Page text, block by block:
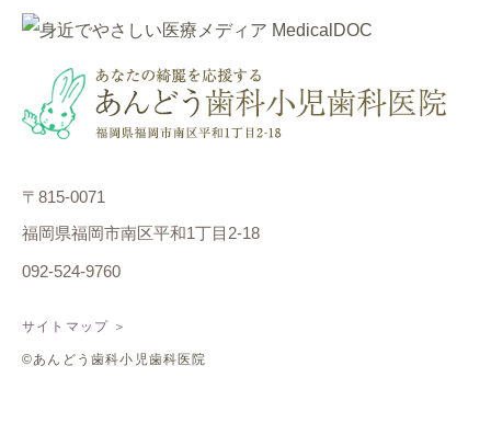
〒815-0071
福岡県福岡市南区平和1丁目2-18
092-524-9760
サイトマップ ＞
©あんどう歯科小児歯科医院